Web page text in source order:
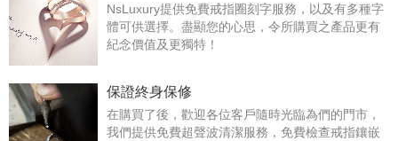
NsLuxury提供免費戒指圈刻字服務，以及有多種字
體可供選擇。盡顯您的心思，令所購買之產品更有
紀念價值及更獨特！
保證終身保修
在購買了後，歡迎各位客戶隨時光臨為們的門市，
我們提供免費超聲波清潔服務，免費檢查戒指鑲嵌